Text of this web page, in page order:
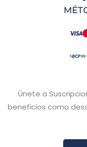
Únete a
beneficios como